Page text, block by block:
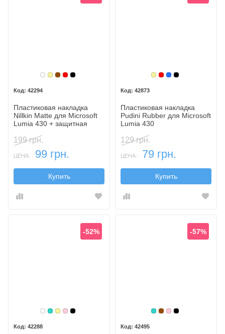
Белый
Золотой
Коричневый
Красный
Черный
42294
Пластиковая накладка
Nillkin Matte для Microsoft
Lumia 430 + защитная
199 грн.
ЦЕНА: 99 грн.
Купить
Золотой
Красный
Синий
Черный
42873
Пластиковая накладка
Pudini Rubber для Microsoft
Lumia 430
129 грн.
ЦЕНА: 79 грн.
Купить
Белый
Бирюзовый
Золотой
Розовый
Черный
-52%
42288
Бирюзовый
Коричневый
Розовый
Черный
-57%
42495